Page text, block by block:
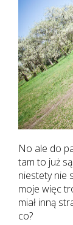
No ale do
tam to już
niestety nie
moje więc
miał inną
co?